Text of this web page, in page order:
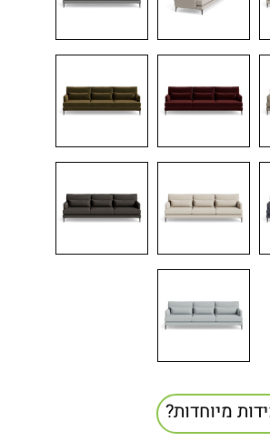
מיוחדות?